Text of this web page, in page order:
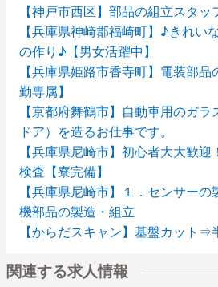
【神戸市西区】部品の組立スタッ
【兵庫県神崎郡福崎町】♪きれい
の作り♪【男女活躍中】
【兵庫県姫路市香寺町】電装部
勤専属】
【京都府舞鶴市】自動車用のガラ
ドア）を造るお仕事です。
【兵庫県尼崎市】初心者大大歓迎
検査【寮完備】
【兵庫県尼崎市】１．センサー
機部品の製造・組立
【からだスキャン】基盤カッ
【大阪府茨木市】自動車部品の目
関連する求人情報